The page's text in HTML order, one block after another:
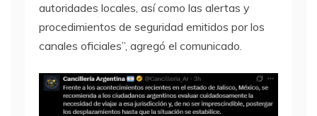
autoridades locales, así como las alertas y
procedimientos de seguridad emitidos por los
canales oficiales”, agregó el comunicado.